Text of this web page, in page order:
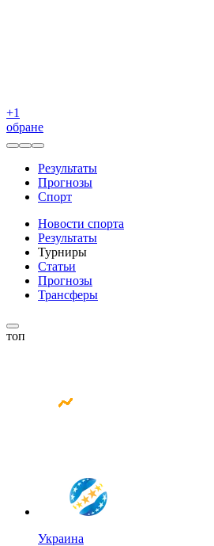
+1
обране
Результаты
Прогнозы
Спорт
Новости спорта
Результаты
Турниры
Статьи
Прогнозы
Трансферы
топ
Украина